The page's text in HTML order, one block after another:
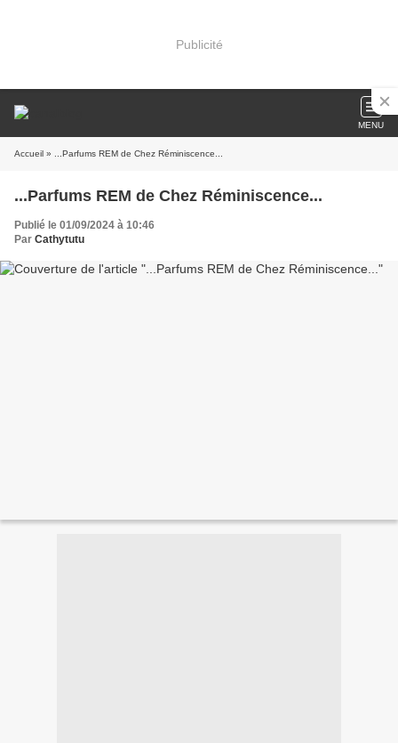
Publicité
MENU
Accueil » ...Parfums REM de Chez Réminiscence...
...Parfums REM de Chez Réminiscence...
Publié le 01/09/2024 à 10:46
Par Cathytutu